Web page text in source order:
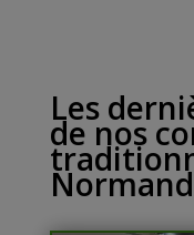
Les
de nos